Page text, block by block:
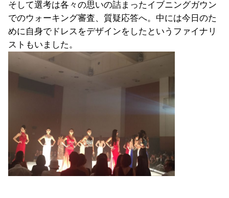
そして選考は各々の思いの詰まったイブニングガウン
でのウォーキング審査、質疑応答へ。中には今日のた
めに自身でドレスをデザインをしたというファイナリ
ストもいました。